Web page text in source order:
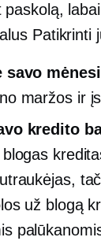
paskolą,
Patikrinti
savo
maržos ir
kredito
už blogą